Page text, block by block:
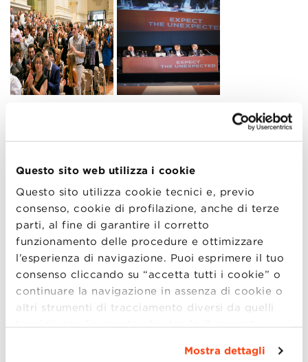
Questo sito web utilizza i cookie
Questo sito utilizza cookie tecnici e, previo
consenso, cookie di profilazione, anche di terze
parti, al fine di garantire il corretto
funzionamento delle procedure e ottimizzare
l’esperienza di navigazione. Puoi esprimere il tuo
consenso cliccando su “accetta tutti i cookie” o
continuare la navigazione in assenza di cookie o
altri strumenti di tracciamento diversi da quelli
tecnici semplicemente chiudendo il presente
Dettagli ”. Per
Mostra dettagli